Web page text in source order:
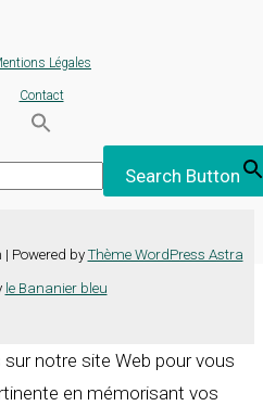
Légales
Contact
Search Button
Powered by Thème WordPress Astra
le Bananier bleu
notre site Web pour vous
en mémorisant vos